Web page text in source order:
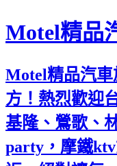
Motel精品
Motel精品汽
方！熱烈歡迎
基隆、鶯歌、
party，摩鐵